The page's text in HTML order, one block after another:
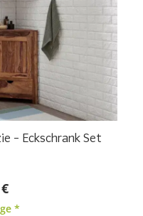
– Eckschrank Set
*